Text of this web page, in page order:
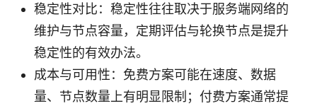
稳定性对比：稳定性往往取决于服务端网络的
维护与节点容量，定期评估与轮换节点是提升
稳定性的有效办法。
成本与可用性：免费方案可能在速度、数据
量、节点数量上有明显限制；付费方案通常提